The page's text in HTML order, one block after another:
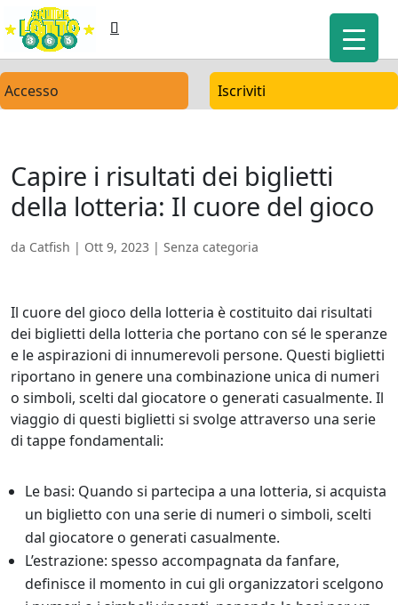
Accesso Iscriviti
Capire i risultati dei biglietti
della lotteria: Il cuore del gioco
da Catfish | Ott 9, 2023 | Senza categoria
Il cuore del gioco della lotteria è costituito dai risultati
dei biglietti della lotteria che portano con sé le speranze
e le aspirazioni di innumerevoli persone. Questi biglietti
riportano in genere una combinazione unica di numeri
o simboli, scelti dal giocatore o generati casualmente. Il
viaggio di questi biglietti si svolge attraverso una serie
di tappe fondamentali:
Le basi: Quando si partecipa a una lotteria, si acquista
un biglietto con una serie di numeri o simboli, scelti
dal giocatore o generati casualmente.
L’estrazione: spesso accompagnata da fanfare,
definisce il momento in cui gli organizzatori scelgono